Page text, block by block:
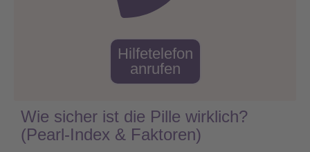
Hilfetelefon
anrufen
Wie sicher ist die Pille wirklich?
(Pearl-Index & Faktoren)